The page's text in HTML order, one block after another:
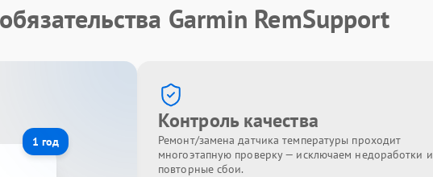
Garmin RemSupport
1 год
Контроль качества
Ремонт/замена датчика температуры проходит
многоэтапную проверку — исключаем недоработки и
повторные сбои.